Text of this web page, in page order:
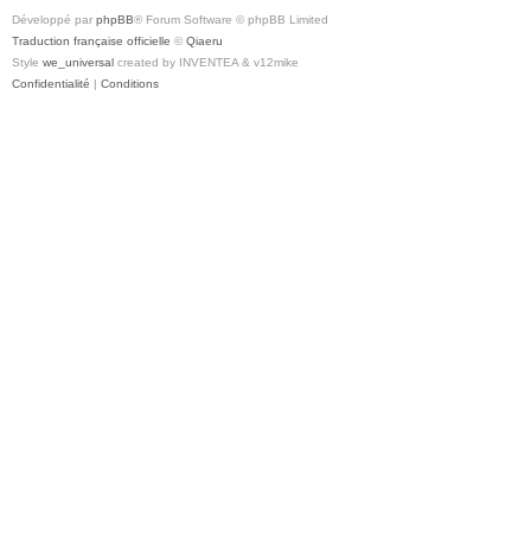
Développé par phpBB® Forum Software © phpBB Limited
Traduction française officielle © Qiaeru
Style we_universal created by INVENTEA & v12mike
Confidentialité | Conditions